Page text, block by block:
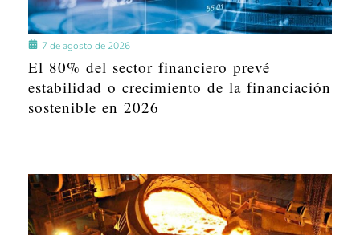
7 de agosto de 2026
El 80% del sector financiero prevé
estabilidad o crecimiento de la financiación
sostenible en 2026